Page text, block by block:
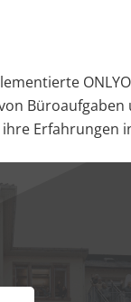
Erfahrungen